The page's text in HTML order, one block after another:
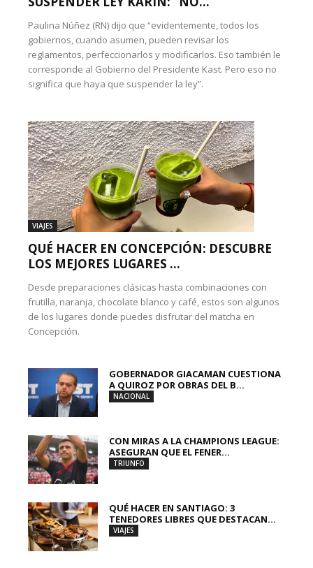
Paulina Núñez (RN) dijo que “evidentemente, todos los
gobiernos, cuando asumen, pueden revisar los
reglamentos, perfeccionarlos y modificarlos. Eso también le
corresponde al Gobierno del Presidente Kast. Pero eso no
significa que haya que suspender la ley”.
VIAJES
QUÉ HACER EN CONCEPCIÓN: DESCUBRE
LOS MEJORES LUGARES ...
Desde preparaciones clásicas hasta combinaciones con
frutilla, naranja, chocolate blanco y café, estos son algunos
de los lugares donde puedes disfrutar del matcha en
Concepción.
GOBERNADOR GIACAMAN CUESTIONA
A QUIROZ POR OBRAS DEL B...
NACIONAL
CON MIRAS A LA CHAMPIONS LEAGUE:
ASEGURAN QUE EL FENER...
TRIUNFO
QUÉ HACER EN SANTIAGO: 3
TENEDORES LIBRES QUE DESTACAN...
VIAJES